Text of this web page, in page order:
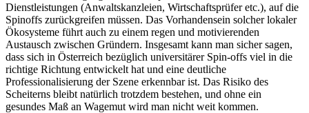
Dienstleistungen (Anwaltskanzleien, Wirtschaftsprüfer etc.), auf die
Spinoffs zurückgreifen müssen. Das Vorhandensein solcher lokaler
Ökosysteme führt auch zu einem regen und motivierenden
Austausch zwischen Gründern. Insgesamt kann man sicher sagen,
dass sich in Österreich bezüglich universitärer Spin-offs viel in die
richtige Richtung entwickelt hat und eine deutliche
Professionalisierung der Szene erkennbar ist. Das Risiko des
Scheiterns bleibt natürlich trotzdem bestehen, und ohne ein
gesundes Maß an Wagemut wird man nicht weit kommen.